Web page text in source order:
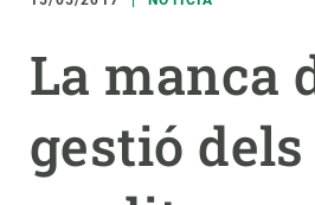
La manca
gestió
Responsive
menu
RECERCA
CIÈNCIA EN ACCIÓ